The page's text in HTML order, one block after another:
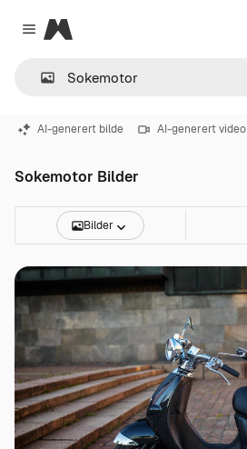
Close menu
Magnific
AI-generert bilde AI-generert video
Sokemotor Bilder
Bilder